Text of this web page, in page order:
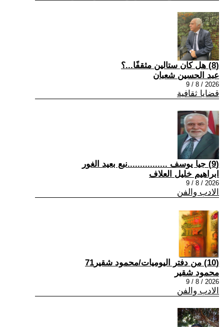
(8) هل كان ستالين مثقفًا...؟
عبد الحسين شعبان
2026 / 8 / 9
قضايا ثقافية
(9) جيا يوسف ................نبع بعيد الغور
ابراهيم خليل العلاف
2026 / 8 / 9
الادب والفن
(10) من دفتر اليوميات/محمود شقير71
محمود شقير
2026 / 8 / 9
الادب والفن